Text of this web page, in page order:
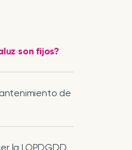
son fijos?
de
la LOPDGDD